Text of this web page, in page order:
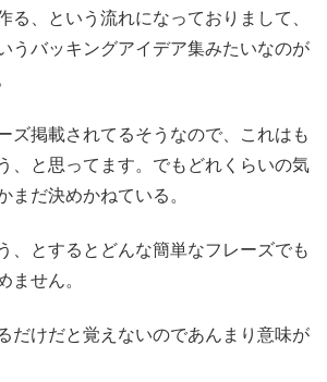
る、という流れになっておりまして、
うバッキングアイデア集みたいなのが
ズ掲載されてるそうなので、これはも
、と思ってます。でもどれくらいの気
まだ決めかねている。
、とするとどんな簡単なフレーズでも
ません。
だけだと覚えないのであんまり意味が